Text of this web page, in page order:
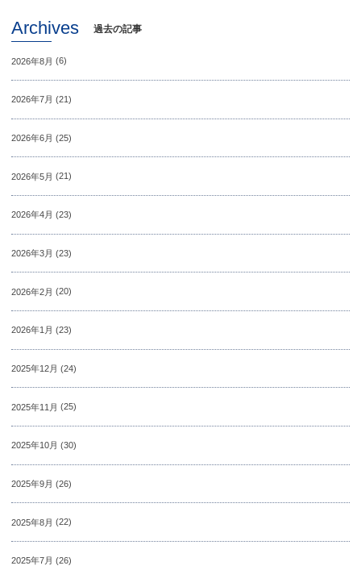
Archives 過去の記事
2026年8月 (6)
2026年7月 (21)
2026年6月 (25)
2026年5月 (21)
2026年4月 (23)
2026年3月 (23)
2026年2月 (20)
2026年1月 (23)
2025年12月 (24)
2025年11月 (25)
2025年10月 (30)
2025年9月 (26)
2025年8月 (22)
2025年7月 (26)